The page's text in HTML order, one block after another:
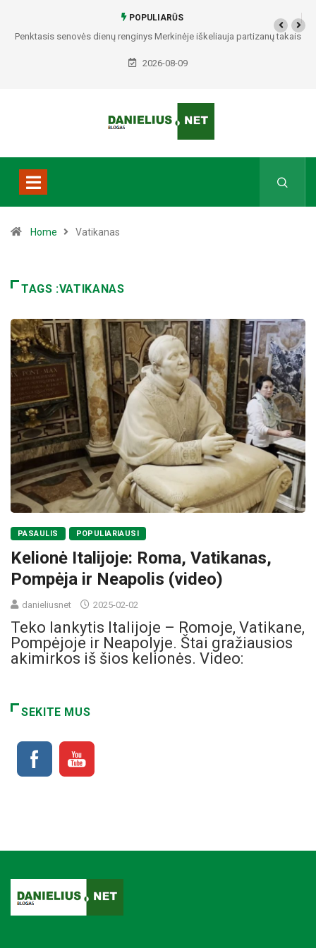
POPULIARŪS
Penktasis senovės dienų renginys Merkinėje iškeliauja partizanų takais
2026-08-09
Home Vatikanas
TAGS :VATIKANAS
PASAULIS POPULIARIAUSI
Kelionė Italijoje: Roma, Vatikanas,
Pompėja ir Neapolis (video)
danieliusnet 2025-02-02
Teko lankytis Italijoje – Romoje, Vatikane,
Pompėjoje ir Neapolyje. Štai gražiausios
akimirkos iš šios kelionės. Video:
SEKITE MUS